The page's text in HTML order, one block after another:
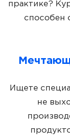
практике?
способен
Ищете
не